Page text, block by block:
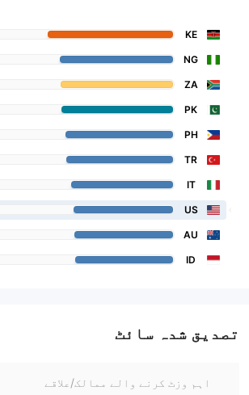
KE
NG
ZA
PK
PH
TR
IT
US
AU
ID
تصدیق شدہ سائٹ
اہم وزٹ کرنے والے ممالک/علاقے